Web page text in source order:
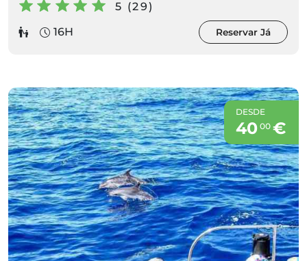
5 (29)
16H
Reservar Já
DESDE
40 00€